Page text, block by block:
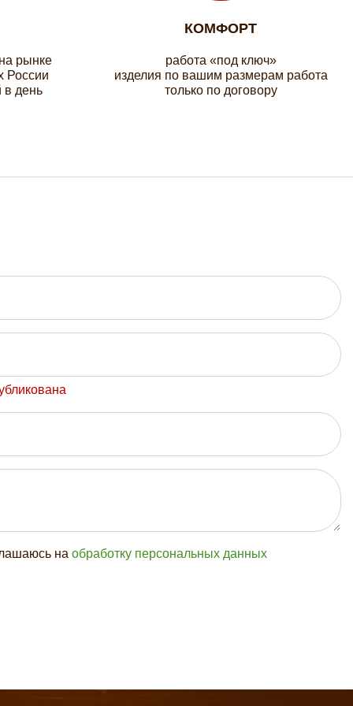
рынке
России
в день
КОМФОРТ
работа «под ключ»
изделия по вашим размерам работа
только по договору
на обработку персональных данных